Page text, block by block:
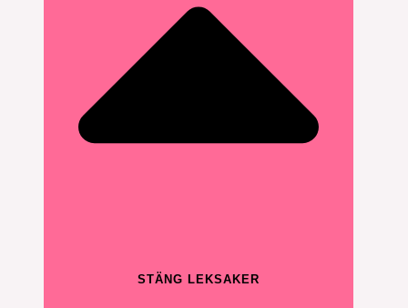
STÄNG LEKSAKER